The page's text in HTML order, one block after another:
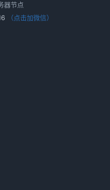
器节点
（点击加微信）